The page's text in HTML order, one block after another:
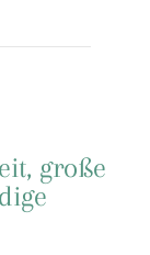
große